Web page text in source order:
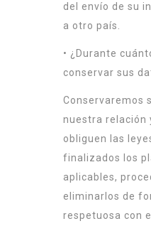
del envío de su
a otro país.
• ¿Durante
conservar sus
Conservaremos
nuestra relación
obliguen las
finalizados los
aplicables,
eliminarlos de
respetuosa con